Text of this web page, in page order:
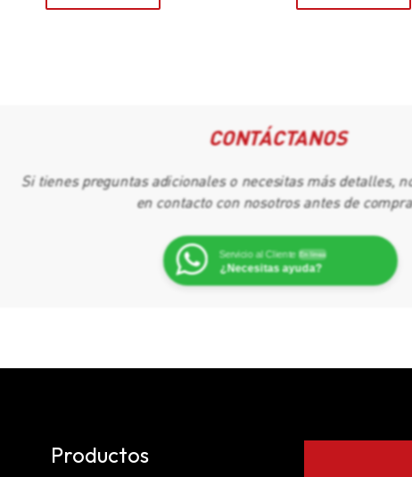
CONTÁCTANOS
Si tienes preguntas adicionales o necesitas más detalles,
en contacto con nosotros antes de
Servicio al Cliente En línea
¿Necesitas ayuda?
Productos